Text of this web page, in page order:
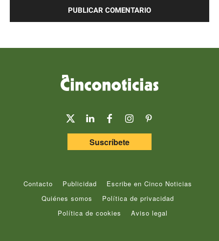
Suscríbete
Contacto Publicidad
Escribe en Cinco Noticias
Quiénes somos
Política de privacidad
Política de cookies
Aviso legal